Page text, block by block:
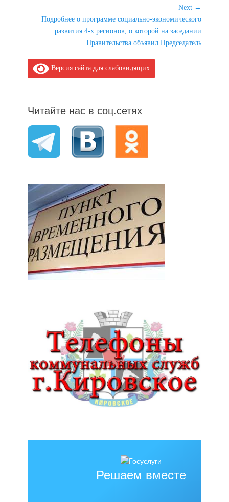
Next →
Подробнее о программе социально-экономического
развития 4-х регионов, о которой на заседании
Правительства объявил Председатель
Версия сайта для слабовидящих
Читайте нас в соц.сетях
Решаем вместе